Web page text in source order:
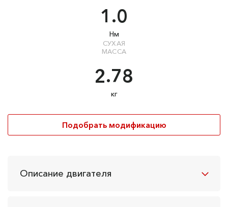
1.0
Нм
СУХАЯ
МАССА
2.78
кг
Подобрать модификацию
Описание двигателя